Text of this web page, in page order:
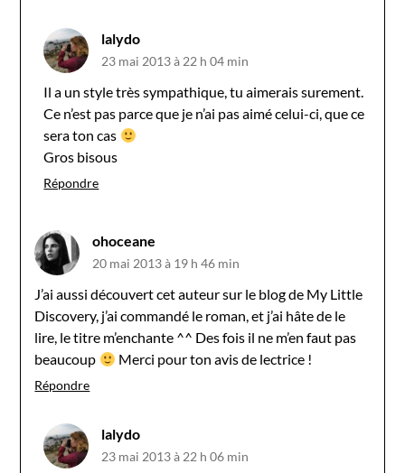
lalydo
23 mai 2013 à 22 h 04 min
Il a un style très sympathique, tu aimerais surement.
Ce n’est pas parce que je n’ai pas aimé celui-ci, que ce
sera ton cas
Gros bisous
Répondre
ohoceane
20 mai 2013 à 19 h 46 min
J’ai aussi découvert cet auteur sur le blog de My Little
Discovery, j’ai commandé le roman, et j’ai hâte de le
lire, le titre m’enchante ^^ Des fois il ne m’en faut pas
beaucoup
Merci pour ton avis de lectrice !
Répondre
lalydo
23 mai 2013 à 22 h 06 min